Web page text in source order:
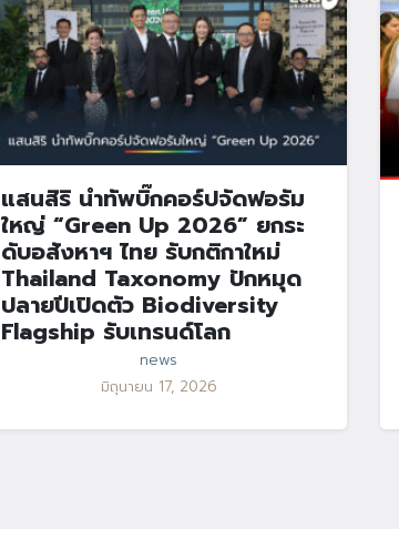
แสนสิริ นำทัพบิ๊กคอร์ปจัดฟอรัม
ใหญ่ “Green Up 2026” ยกระ
ดับอสังหาฯ ไทย รับกติกาใหม่
Thailand Taxonomy ปักหมุด
ปลายปีเปิดตัว Biodiversity
Flagship รับเทรนด์โลก
news
มิถุนายน 17, 2026